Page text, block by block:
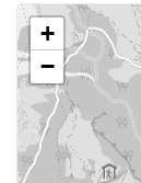
+
−